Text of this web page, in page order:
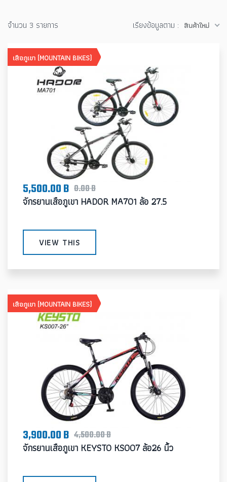
จำนวน 3 รายการ เรียงข้อมูลตาม : สินค้าใหม่
เสือภูเขา (MOUNTAIN BIKES)
5,500.00 B 0.00 B
จักรยานเสือภูเขา HADOR MA701 ล้อ 27.5
VIEW THIS
เสือภูเขา (MOUNTAIN BIKES)
3,900.00 B 4,500.00 B
จักรยานเสือภูเขา KEYSTO KS007 ล้อ26 นิ้ว